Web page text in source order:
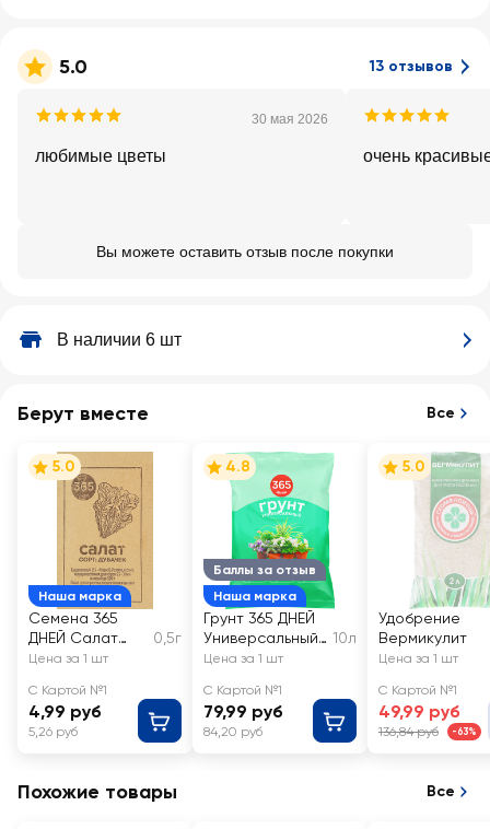
5.0 13 отзывов
30 мая 2026
любимые цветы очень
Вы можете оставить отзыв после покупки
В наличии 6 шт
Берут вместе Все
Наша марка
5.0
Семена 365
ДНЕЙ Салат
Дубачек
0,5г
Цена за 1 шт
С Картой №1
4,99 руб
5,26 руб
Баллы за отзыв
Наша марка
4.8
Грунт 365 ДНЕЙ
Универсальный
2
10л
Цена за 1 шт
С Картой №1
79,99 руб
84,20 руб
5.0
Удобрение
Вермикулит
Цена за 1 шт
С Картой №1
49,99 руб
136,84 руб -63%
Похожие товары Все